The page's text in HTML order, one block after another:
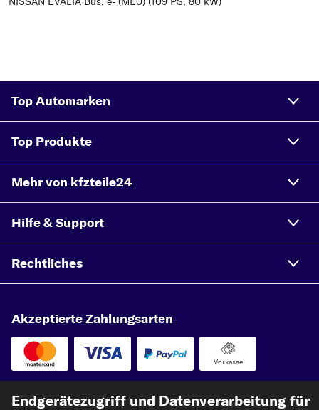
Top Automarken
Top Produkte
Mehr von kfzteile24
Hilfe & Support
Rechtliches
Akzeptierte Zahlungsarten
Vorkasse
Unsere Versandpartner
Endgerätezugriff und Datenverarbeitung für